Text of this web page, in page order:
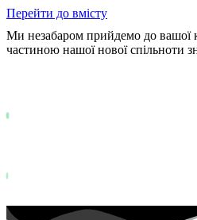
Перейти до вмісту
Ми незабаром прийдемо до вашої
частиною нашої нової спільноти